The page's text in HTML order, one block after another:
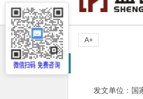
发文单位：国
A+